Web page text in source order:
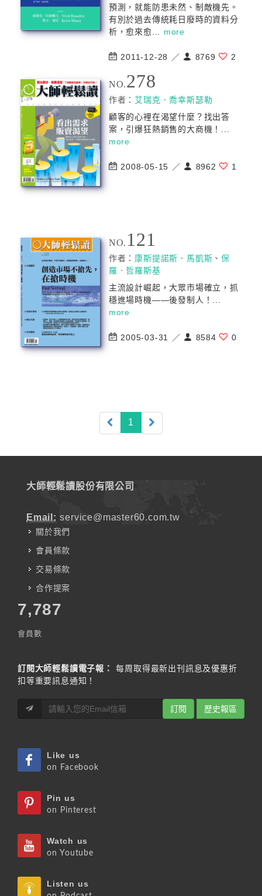
預測，就能防患未然、制敵機先。
有別於過去傳統耗日廢時的資料分
析，愈來愈... more
2011-12-28 ／ 8769 2
NO.278
作者：艾瑞克．喬幸斯瑟勒
顧客的心裡在渴望什麼？找出答
案，引爆狂熱銷售的大商機！...
more
2008-05-15 ／ 8962 1
NO. 121
作者： 康斯提諾斯．馬凱斯 、保
羅．哲羅斯基
主流設計崛起，大眾市場確立，抓
穩進場時機——後發制人！...
more
2005-03-31 ／ 8584 0
1 (current)
大師輕鬆讀股份有限公司
Email: service@master60.com.tw
關於我們
會員條款
交易條款
合作提案
7,787
會員數
訂閱大師輕鬆讀電子報：
每周取得最新出刊訊息及優惠折
扣等重要訊息通知！
訂閱 歷史報區
Like us
on Facebook
Pin us
on Pinterest
Watch us
on Youtube
Listen us